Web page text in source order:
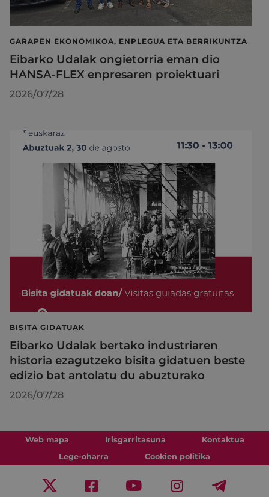
GARAPEN EKONOMIKOA, ENPLEGUA ETA BERRIKUNTZA
Eibarko Udalak ongietorria eman dio
HANSA-FLEX enpresaren proiektuari
2026/07/28
BISITA GIDATUAK
Eibarko Udalak bertako industriaren
historia ezagutzeko bisita gidatuen beste
edizio bat antolatu du abuzturako
2026/07/28
Web mapa Irisgarritasuna
Kontaktua
Lege-oharra
Cookien politika